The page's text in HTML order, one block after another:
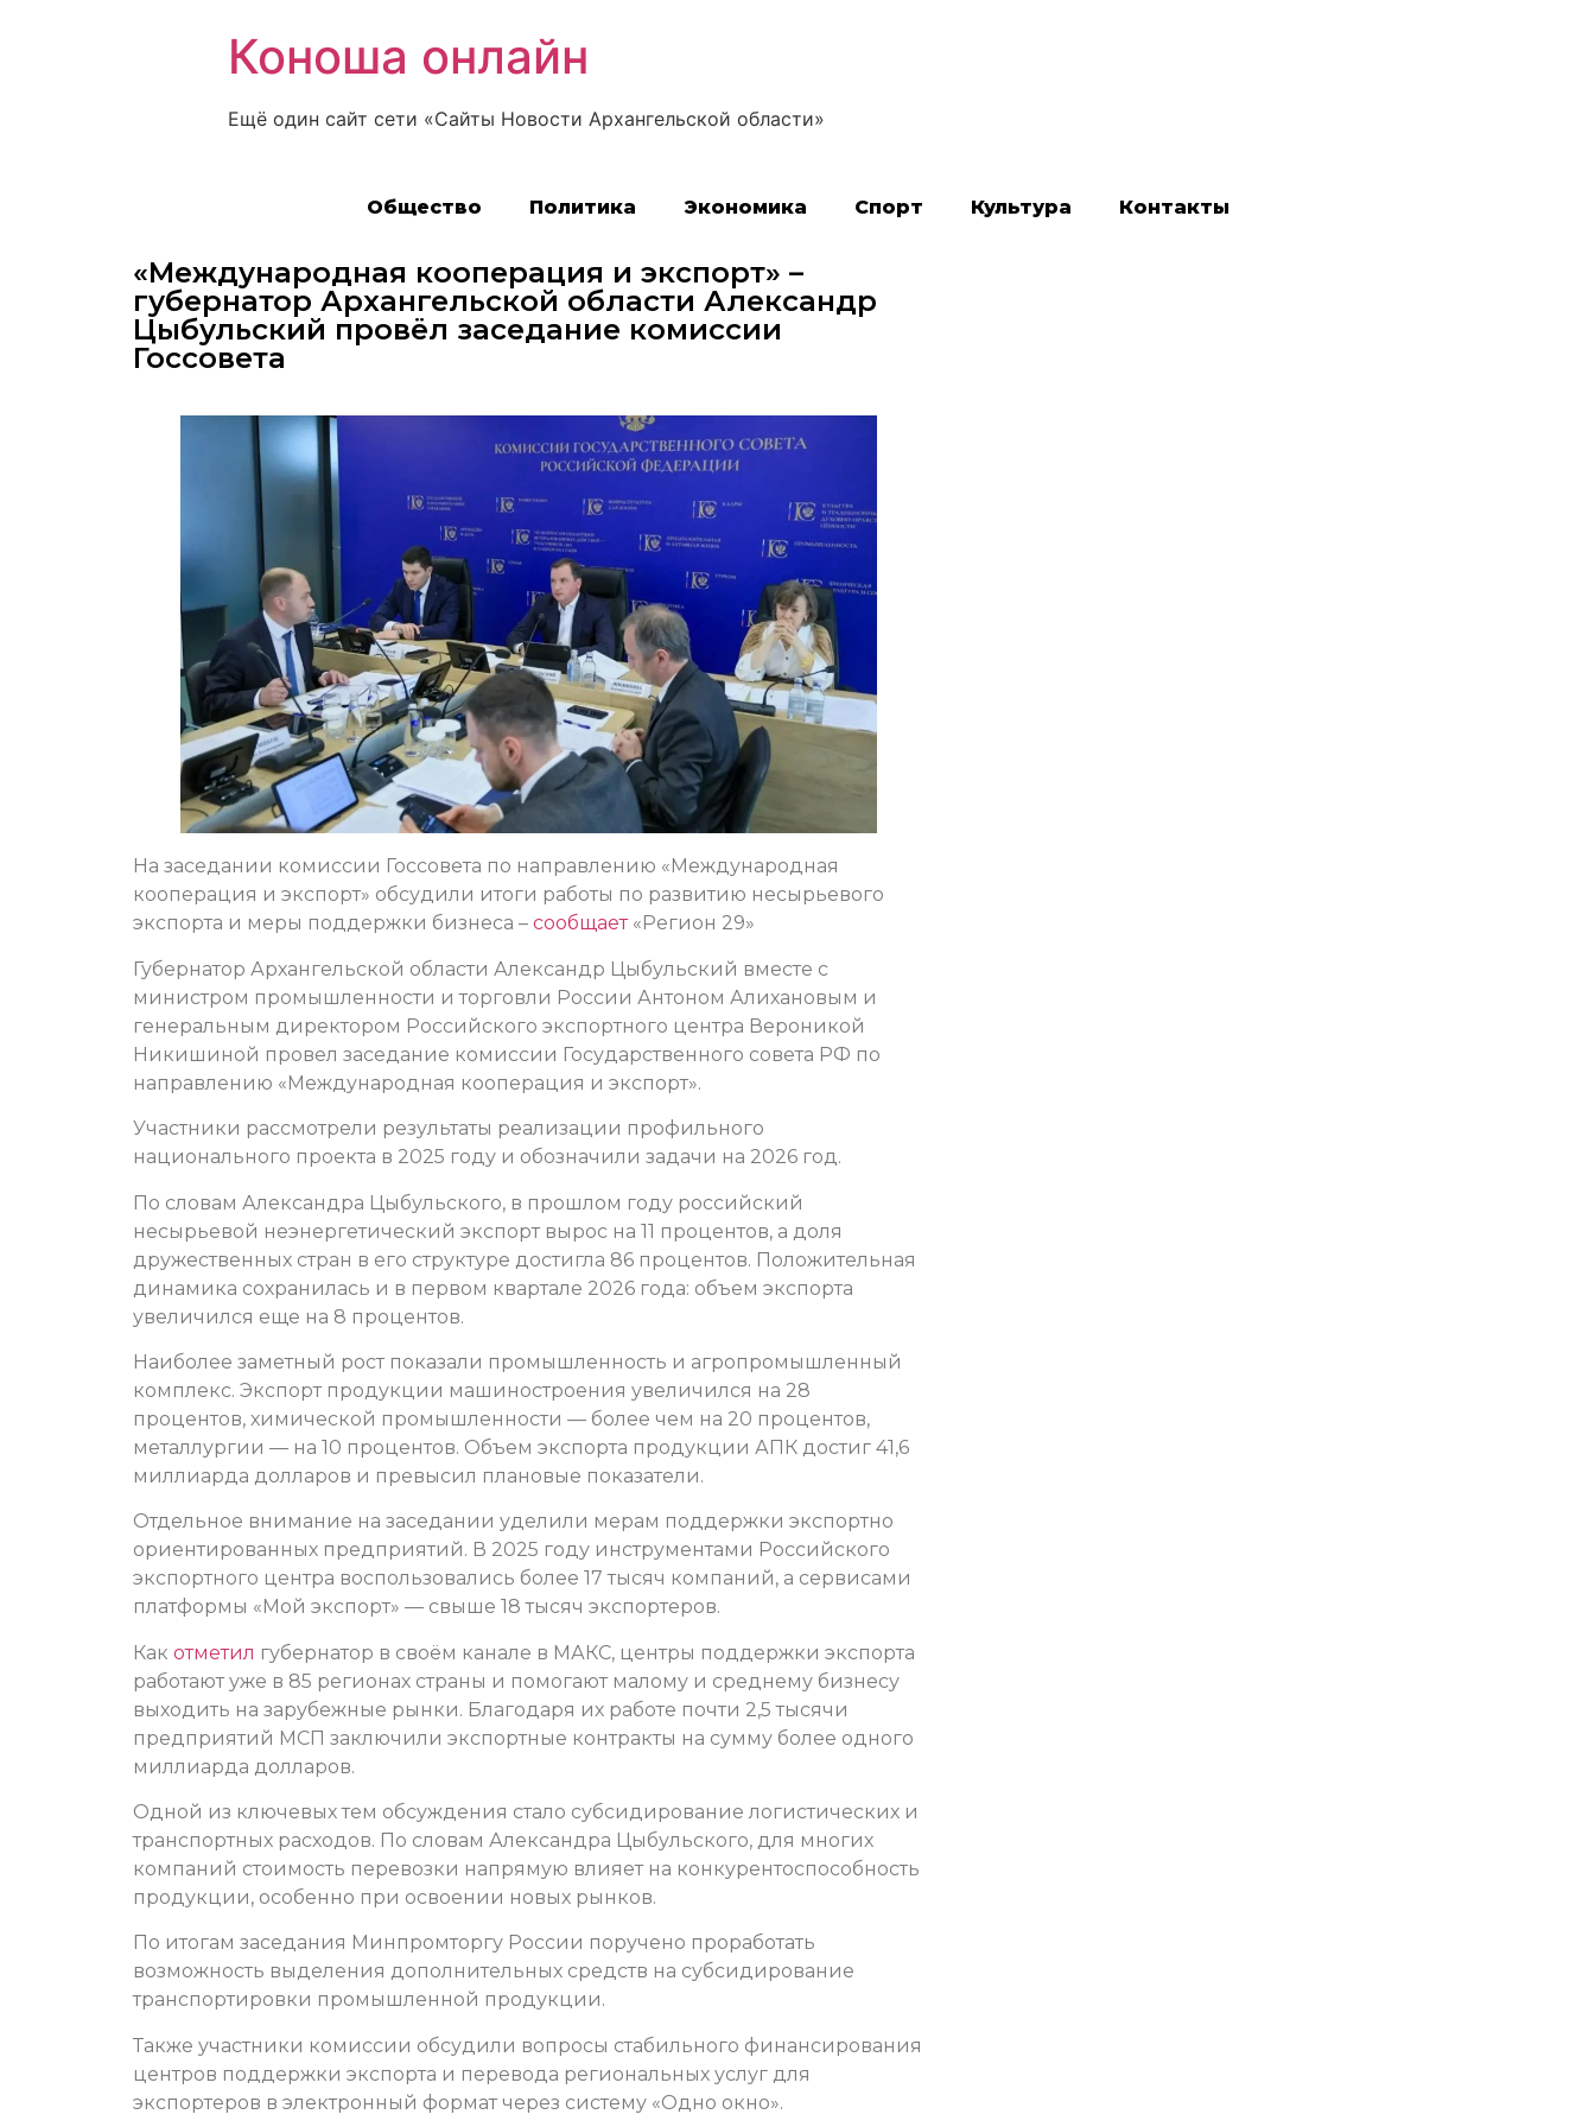
Коноша онлайн
Ещё один сайт сети «Сайты Новости Архангельской области»
Общество Политика Экономика Спорт Культура Контакты
«Международная кооперация и экспорт» –
губернатор Архангельской области Александр
Цыбульский провёл заседание комиссии
Госсовета
На заседании комиссии Госсовета по направлению «Международная
кооперация и экспорт» обсудили итоги работы по развитию несырьевого
экспорта и меры поддержки бизнеса – сообщает«Регион 29»
Губернатор Архангельской области Александр Цыбульский вместе с
министром промышленности и торговли России Антоном Алихановым и
генеральным директором Российского экспортного центра Вероникой
Никишиной провел заседание комиссии Государственного совета РФ по
направлению «Международная кооперация и экспорт».
Участники рассмотрели результаты реализации профильного
национального проекта в 2025 году и обозначили задачи на 2026 год.
По словам Александра Цыбульского, в прошлом году российский
несырьевой неэнергетический экспорт вырос на 11 процентов, а доля
дружественных стран в его структуре достигла 86 процентов. Положительная
динамика сохранилась и в первом квартале 2026 года: объем экспорта
увеличился еще на 8 процентов.
Наиболее заметный рост показали промышленность и агропромышленный
комплекс. Экспорт продукции машиностроения увеличился на 28
процентов, химической промышленности — более чем на 20 процентов,
металлургии — на 10 процентов. Объем экспорта продукции АПК достиг 41,6
миллиарда долларов и превысил плановые показатели.
Отдельное внимание на заседании уделили мерам поддержки экспортно
ориентированных предприятий. В 2025 году инструментами Российского
экспортного центра воспользовались более 17 тысяч компаний, а сервисами
платформы «Мой экспорт» — свыше 18 тысяч экспортеров.
Как отметил губернатор в своём канале в МАКС, центры поддержки экспорта
работают уже в 85 регионах страны и помогают малому и среднему бизнесу
выходить на зарубежные рынки. Благодаря их работе почти 2,5 тысячи
предприятий МСП заключили экспортные контракты на сумму более одного
миллиарда долларов.
Одной из ключевых тем обсуждения стало субсидирование логистических и
транспортных расходов. По словам Александра Цыбульского, для многих
компаний стоимость перевозки напрямую влияет на конкурентоспособность
продукции, особенно при освоении новых рынков.
По итогам заседания Минпромторгу России поручено проработать
возможность выделения дополнительных средств на субсидирование
транспортировки промышленной продукции.
Также участники комиссии обсудили вопросы стабильного финансирования
центров поддержки экспорта и перевода региональных услуг для
экспортеров в электронный формат через систему «Одно окно».